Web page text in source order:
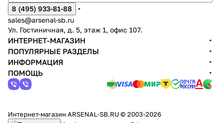
8 (495) 933-81-88
sales@arsenal-sb.ru
Ул. Гостиничная, д. 5, этаж 1, офис 107.
ИНТЕРНЕТ-МАГАЗИН
ПОПУЛЯРНЫЕ РАЗДЕЛЫ
ИНФОРМАЦИЯ
ПОМОЩЬ
Интернет-магазин ARSENAL-SB.RU © 2003-2026